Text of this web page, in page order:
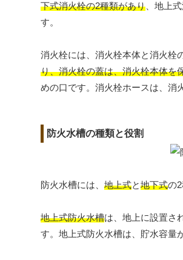
下式消火栓の2種類があり 、地上
す。
消火栓には、消火栓本体と消火栓
り、消火栓の蓋は、消火栓本体を
めの口です。消火栓ホースは、消
防火水槽の種類と役割
防火水槽には、 地上式と地下式の2
地上式防火水槽は、地上に設置さ
す。地上式防火水槽は、貯水容量